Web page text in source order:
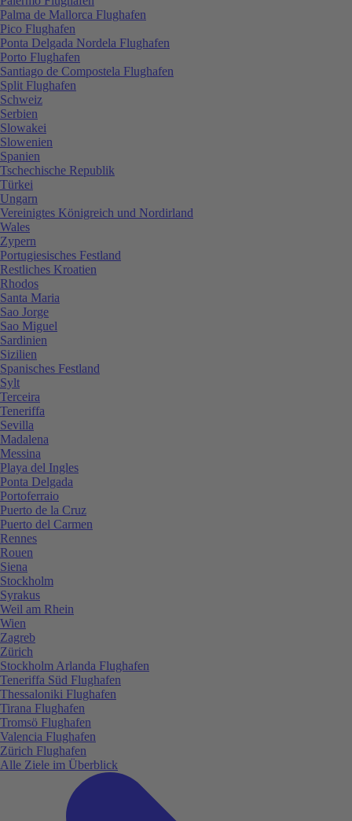
Palma de Mallorca Flughafen
Pico Flughafen
Ponta Delgada Nordela Flughafen
Porto Flughafen
Santiago de Compostela Flughafen
Split Flughafen
Schweiz
Serbien
Slowakei
Slowenien
Spanien
Tschechische Republik
Türkei
Ungarn
Vereinigtes Königreich und Nordirland
Wales
Zypern
Portugiesisches Festland
Restliches Kroatien
Rhodos
Santa Maria
Sao Jorge
Sao Miguel
Sardinien
Sizilien
Spanisches Festland
Sylt
Terceira
Teneriffa
Sevilla
Madalena
Messina
Playa del Ingles
Ponta Delgada
Portoferraio
Puerto de la Cruz
Puerto del Carmen
Rennes
Rouen
Siena
Stockholm
Syrakus
Weil am Rhein
Wien
Zagreb
Zürich
Stockholm Arlanda Flughafen
Teneriffa Süd Flughafen
Thessaloniki Flughafen
Tirana Flughafen
Tromsö Flughafen
Valencia Flughafen
Zürich Flughafen
Alle Ziele im Überblick